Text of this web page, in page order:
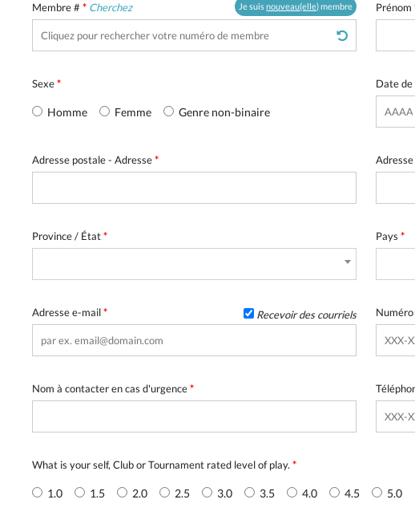
Membre # * Cherchez Je suisnouveau(elle)membre Prénom
Sexe*
Homme Femme Genre non-binaire
Date
Adresse postale - Adresse* Adresse
Province / État* Pays*
Adresse e-mail* Recevoir des courriels
Nom à contacter en cas d'urgence*
What is your self, Club or Tournament rated level of play. *
1.0 1.5 2.0 2.5 3.0 3.5 4.0 4.5 5.0